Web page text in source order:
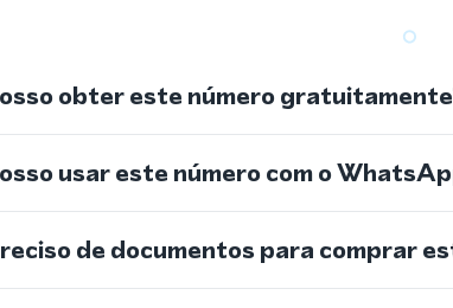
obter este número
usar este número com o
de documentos para comprar